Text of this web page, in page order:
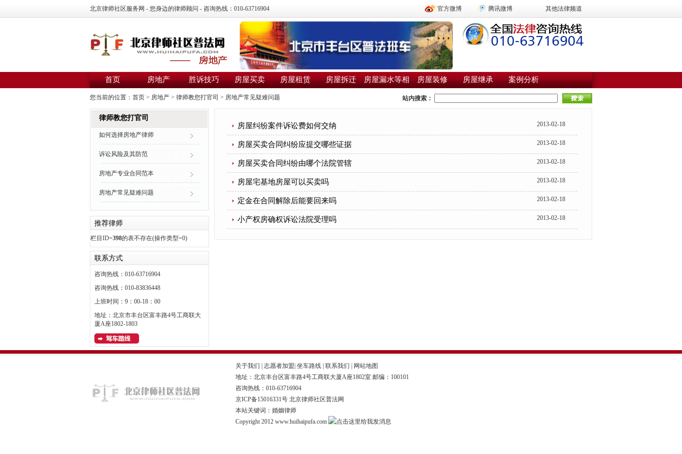
北京律师社区服务网 - 您身边的律师顾问 - 咨询热线：010-63716904 官方微博 腾讯微博 其他法律频道
首页 房地产 胜诉技巧 房屋买卖 房屋租赁 房屋拆迁 房屋漏水等相 房屋装修 房屋继承 案例分析
您当前的位置： 首页 > 房地产 > 律师教您打官司 > 房地产常见疑难问题 站内搜索：
律师教您打官司
如何选择房地产律师
诉讼风险及其防范
房地产专业合同范本
房地产常见疑难问题
推荐律师
栏目ID=398的表不存在(操作类型=0)
联系方式
咨询热线：010-63716904
咨询热线：010-83836448
上班时间：9：00-18：00
地址：北京市丰台区富丰路4号工商联大
厦A座1802-1803
房屋纠纷案件诉讼费如何交纳 2013-02-18
房屋买卖合同纠纷应提交哪些证据 2013-02-18
房屋买卖合同纠纷由哪个法院管辖 2013-02-18
房屋宅基地房屋可以买卖吗 2013-02-18
定金在合同解除后能要回来吗 2013-02-18
小产权房确权诉讼法院受理吗 2013-02-18
关于我们 志愿者加盟 坐车路线 联系我们
网站地图
地址：北京丰台区富丰路4号工商联大厦A座1802室 邮编：100101
咨询热线：010-63716904
京ICP备15016331号 北京律师社区普法网
本站关键词：婚姻律师
Copyright 2012 www.huihaipufa.com